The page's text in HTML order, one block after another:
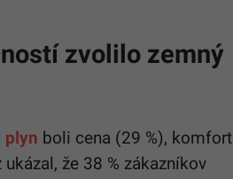
zvolilo zemný
plyn boli cena (29 %), komfort
že 38 % zákazníkov